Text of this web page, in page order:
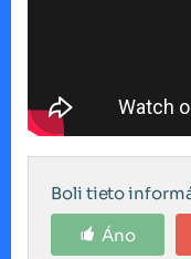
Boli tieto
Áno